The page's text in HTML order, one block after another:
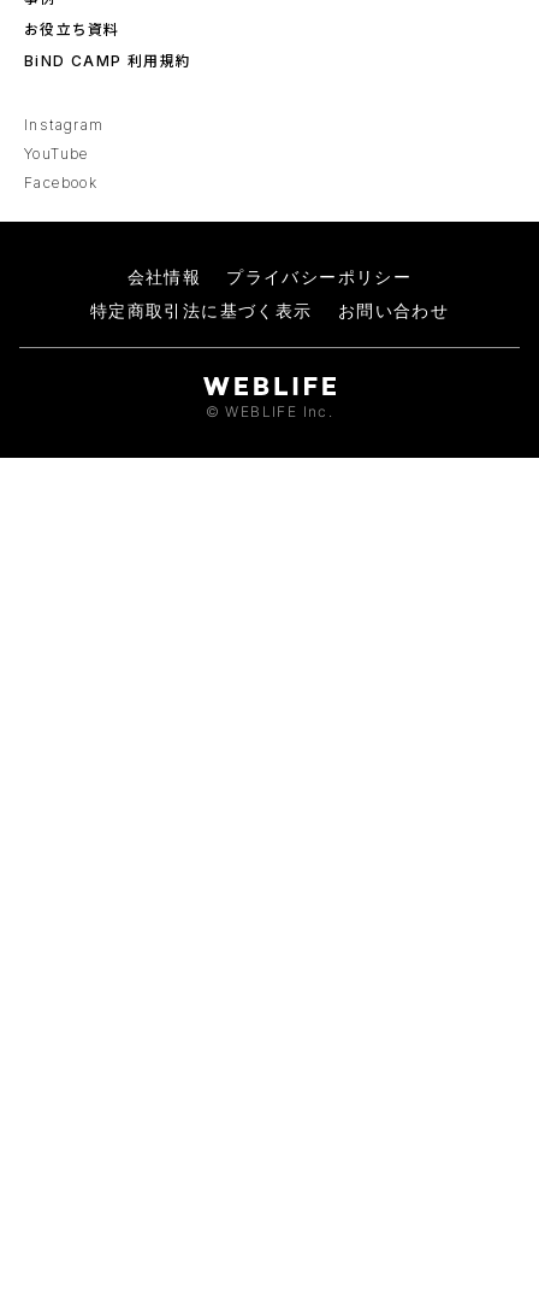
お役立ち資料
BiND CAMP 利用規約
Instagram
YouTube
Facebook
会社情報
プライバシーポリシー
特定商取引法に基づく表示
お問い合わせ
© WEBLIFE Inc.